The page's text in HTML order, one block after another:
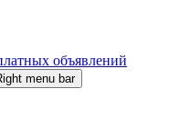
объявлений
menu bar